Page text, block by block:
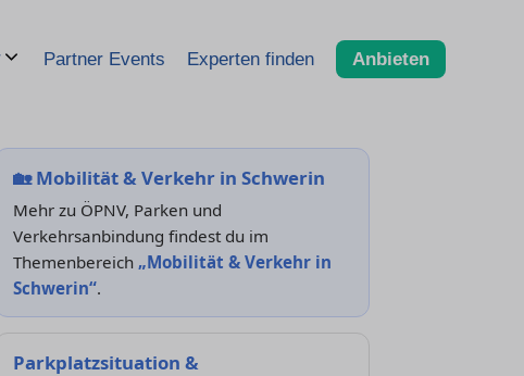
Partner Events Experten finden Anbieten
🏡Mobilität & Verkehr in Schwerin
Mehr zu ÖPNV, Parken und
Verkehrsanbindung findest du im
Themenbereich „Mobilität & Verkehr in
Schwerin“.
Parkplatzsituation &